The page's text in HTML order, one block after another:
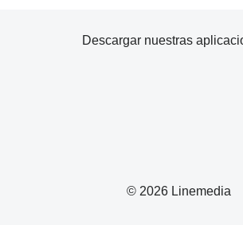
© 2026 Linemedia
Descargar nuestras